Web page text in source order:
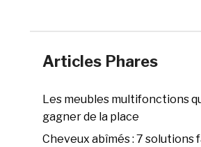
Articles Phares
Les meubles multifonctions
gagner de la place
Cheveux abîmés : 7 solutions